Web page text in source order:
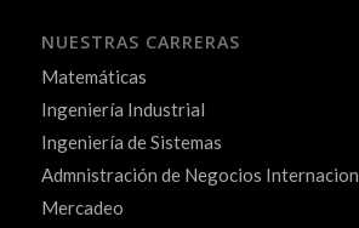
NUESTRAS CARRERAS
Matemáticas
Ingeniería Industrial
Ingeniería de Sistemas
Admnistración de Negocios
Mercadeo